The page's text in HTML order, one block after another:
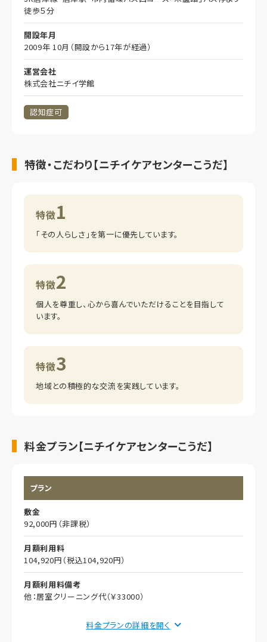
徒歩５分
開設年月
2009年 10月（開設から17年が経過）
運営会社
株式会社ニチイ学館
認知症可
特徴・こだわり【ニチイケアセンターこうだ】
特徴1
「その人らしさ」を第一に優先しています。
特徴2
個人を尊重し、心から喜んでいただけることを目指して
います。
特徴3
地域との積極的な交流を実践しています。
料金プラン【ニチイケアセンターこうだ】
プラン
敷金
92,000円（非課税）
月額利用料
104,920円（税込104,920円）
月額利用料備考
他：居室クリーニング代（￥33000）
料金プランの詳細を